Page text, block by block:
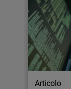
Articolo